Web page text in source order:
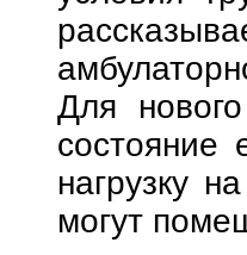
Для
состояние
нагрузку
могут